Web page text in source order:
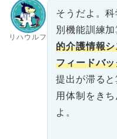
リハウルフ
そうだよ。
別機能訓練加
的介護情報
フィードバ
提出が滞る
用体制をき
よ。